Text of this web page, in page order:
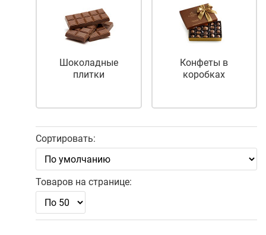
Шоколадные
плитки
Конфеты в
коробках
Сортировать:
Товаров на странице: